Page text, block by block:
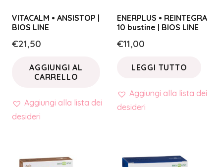
VITACALM • ANSISTOP |
BIOS LINE
€21,50
AGGIUNGI AL
CARRELLO
Aggiungi alla lista dei
desideri
ENERPLUS • REINTEGRA
10 bustine | BIOS LINE
€11,00
LEGGI TUTTO
Aggiungi alla lista dei
desideri